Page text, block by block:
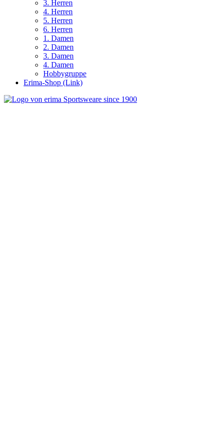
3. Herren
4. Herren
5. Herren
6. Herren
1. Damen
2. Damen
3. Damen
4. Damen
Hobbygruppe
Erima-Shop (Link)